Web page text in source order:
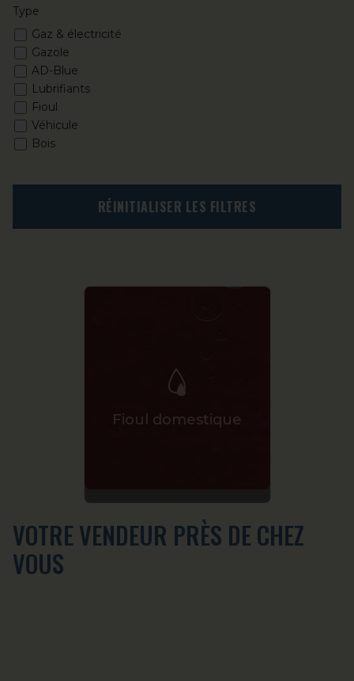
Type
Gaz & électricité
Gazole
AD-Blue
Lubrifiants
Fioul
Véhicule
Bois
RÉINITIALISER LES FILTRES
Fioul domestique
VOTRE VENDEUR PRÈS DE CHEZ
VOUS